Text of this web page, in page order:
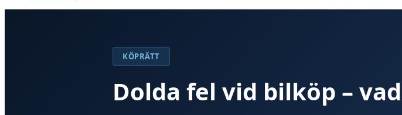
KÖPRÄTT
Dolda fel vid bilköp –